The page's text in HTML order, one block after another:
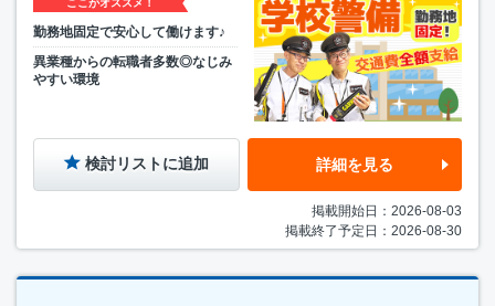
ここがオススメ！
勤務地固定で安心して働けます♪
異業種からの転職者多数◎なじみ
やすい環境
検討リストに追加 詳細を見る
掲載開始日：2026-08-03
掲載終了予定日：2026-08-30